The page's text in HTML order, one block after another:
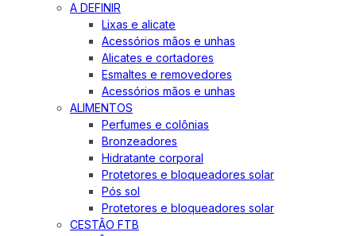
A DEFINIR
Lixas e alicate
Acessórios mãos e unhas
Alicates e cortadores
Esmaltes e removedores
Acessórios mãos e unhas
ALIMENTOS
Perfumes e colônias
Bronzeadores
Hidratante corporal
Protetores e bloqueadores solar
Pós sol
Protetores e bloqueadores solar
CESTÃO FTB